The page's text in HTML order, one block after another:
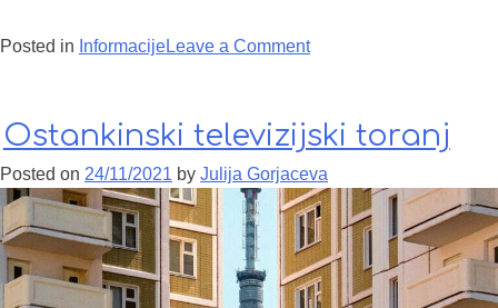
Posted in InformacijeLeave a Commenton Gde probati ruske
Ostankinski televizijski toranj
Posted on 24/11/2021 by Julija Gorjaceva